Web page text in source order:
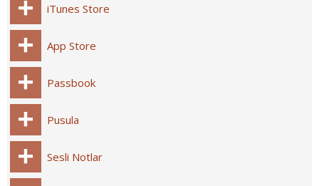
iTunes Store
App Store
Passbook
Pusula
Sesli Notlar